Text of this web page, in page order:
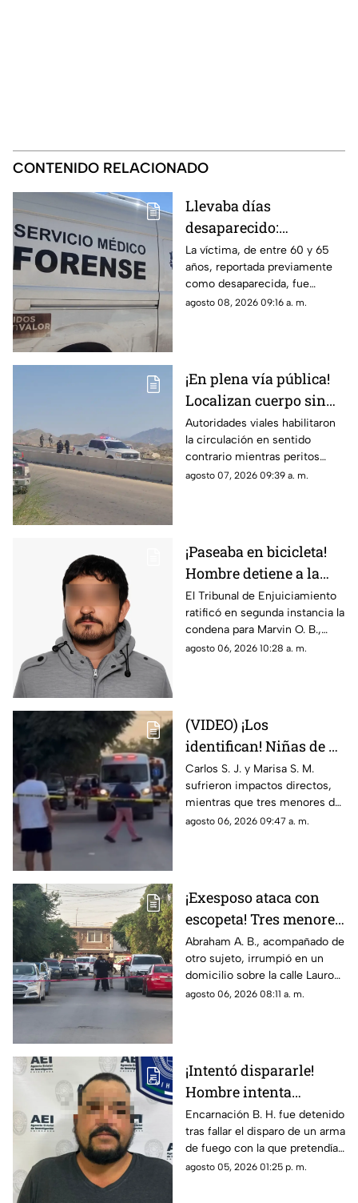
CONTENIDO RELACIONADO
Llevaba días
desaparecido:
Localizan sin vida a
adulto mayor adentro
de tambo adentro de
una casa en Ciudad
La víctima, de entre 60 y 65
años, reportada previamente
como desaparecida, fue
localizada en un cuarto de
agosto 08, 2026 09:16 a. m.
¡En plena vía pública!
Localizan cuerpo sin
vida en Camino Real;
desvían tráfico
Autoridades viales habilitaron
la circulación en sentido
contrario mientras peritos
procesan la escena; solicitan
agosto 07, 2026 09:39 a. m.
¡Paseaba en bicicleta!
Hombre detiene a la
fuerza a menor de 12
años y lo viola en
Chihuahua; así logró
escapar
El Tribunal de Enjuiciamiento
ratificó en segunda instancia la
condena para Marvin O. B.,
quien agredió a un niño de 12
agosto 06, 2026 10:28 a. m.
(VIDEO) ¡Los
identifican! Niñas de 9
y 11 años y un
adolescente entre los
heridos de gravedad en
el ataque de esta
Carlos S. J. y Marisa S. M.
sufrieron impactos directos,
mientras que tres menores de
14, 11 y 9 años resultaron
familiar.
agosto 06, 2026 09:47 a. m.
¡Exesposo ataca con
escopeta! Tres menores
y una pareja resultan
gravemente heridos en
Ciudad Juárez
Abraham A. B., acompañado de
otro sujeto, irrumpió en un
domicilio sobre la calle Lauro
de Uranga; paramédicos
agosto 06, 2026 08:11 a. m.
¡Intentó dispararle!
Hombre intenta
asesinar a su esposa y
la asfixia en
Chihuahua
Encarnación B. H. fue detenido
tras fallar el disparo de un arma
de fuego con la que pretendía
privar de la vida a su pareja en
agosto 05, 2026 01:25 p. m.